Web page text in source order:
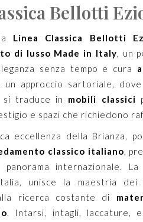
Bellotti
Linea Classica Bellotti
di lusso Made in Italy, un
senza tempo e cura
approccio sartoriale, dove
si traduce in mobili classici
e spazi che richiedono
eccellenza della Brianza,
classico italiano,
internazionale. La
unisce la maestria dei
ricerca costante di
. Intarsi, intagli, laccature,